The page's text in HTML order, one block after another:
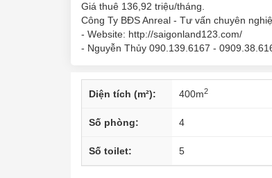
Giá thuê 136,92 triệu/tháng.
Công Ty BĐS Anreal - Tư vấn chuyên
- Website: http://saigonland123.com/
- Nguyễn Thủy 090.139.6167 -
Diện tích (m²): 400m2
Số phòng: 4
Số toilet: 5